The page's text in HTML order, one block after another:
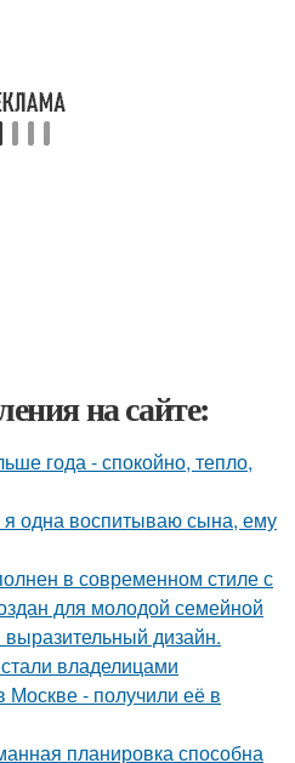
на сайте:
года - спокойно, тепло,
одна воспитываю сына, ему
в современном стиле с
для молодой семейной
дизайн.
владелицами
Москве - получили её в
планировка способна